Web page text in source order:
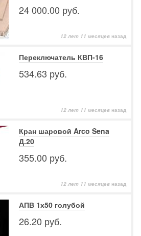
24 000.00 руб.
12 лет 11 месяцев назад
Переключатель КВП-16
534.63 руб.
12 лет 11 месяцев назад
Кран шаровой Arco Sena
Д.20
355.00 руб.
12 лет 11 месяцев назад
АПВ 1х50 голубой
26.20 руб.